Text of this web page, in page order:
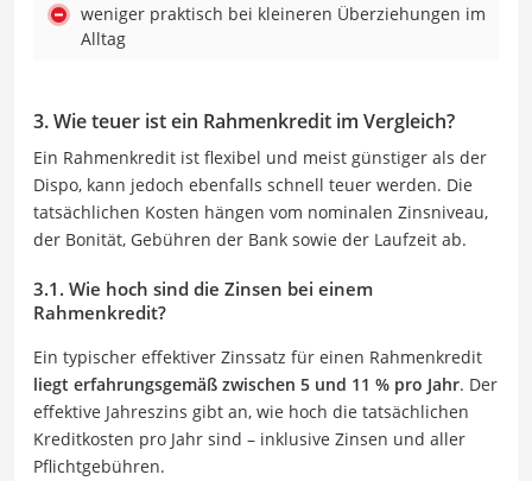
weniger praktisch bei kleineren Überziehungen im
Alltag
3. Wie teuer ist ein Rahmenkredit im Vergleich?
Ein Rahmenkredit ist flexibel und meist günstiger als der
Dispo, kann jedoch ebenfalls schnell teuer werden. Die
tatsächlichen Kosten hängen vom nominalen Zinsniveau,
der Bonität, Gebühren der Bank sowie der Laufzeit ab.
3.1. Wie hoch sind die Zinsen bei einem
Rahmenkredit?
Ein typischer effektiver Zinssatz für einen Rahmenkredit
liegt erfahrungsgemäß zwischen 5 und 11 % pro Jahr. Der
effektive Jahreszins gibt an, wie hoch die tatsächlichen
Kreditkosten pro Jahr sind – inklusive Zinsen und aller
Pflichtgebühren.